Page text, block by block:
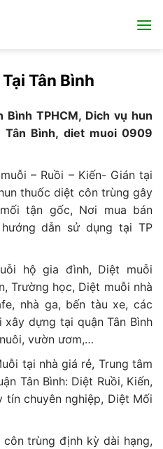
Tân Bình
TPHCM, Dich vụ hun
Bình, diet muoi 0909
– Ruồi – Kiến- Gián tại
thuốc diệt côn trùng gây
tận gốc, Nơi mua bán
dẫn sử dụng tại TP
hộ gia đình, Diệt muỗi
Trường học, Diệt muỗi nhà
nhà ga, bến tàu xe, các
dựng tại quận Tân Bình
vườn ươm,…
tại nhà giá rẻ, Trung tâm
Tân Bình: Diệt Ruồi, Kiến,
tín chuyên nghiệp, Diệt Mối
trùng định kỳ dài hạng,